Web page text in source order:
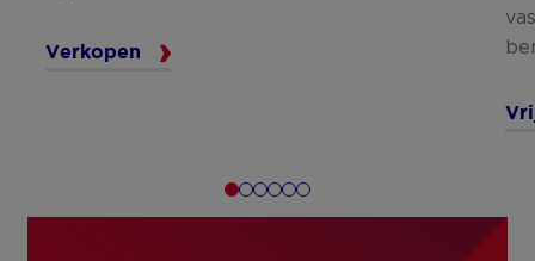
Verkopen